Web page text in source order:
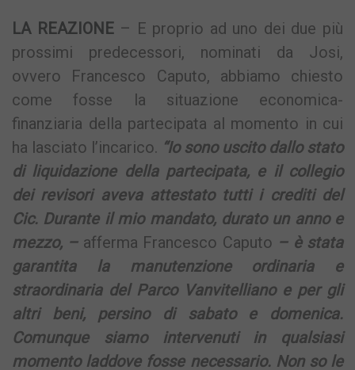
LA REAZIONE– E proprio ad uno dei due più
prossimi predecessori, nominati da Josi,
ovvero Francesco Caputo, abbiamo chiesto
come fosse la situazione economica-
finanziaria della partecipata al momento in cui
ha lasciato l’incarico. “Io sono uscito dallo stato
di liquidazione della partecipata, e il collegio
dei revisori aveva attestato tutti i crediti del
Cic. Durante il mio mandato, durato un anno e
mezzo, – afferma Francesco Caputo – è stata
garantita la manutenzione ordinaria e
straordinaria del Parco Vanvitelliano e per gli
altri beni, persino di sabato e domenica.
Comunque siamo intervenuti in qualsiasi
momento laddove fosse necessario. Non so le